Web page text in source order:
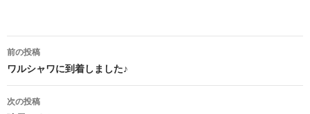
投
稿
前の投稿
ワルシャワに到着しました♪
次の投稿